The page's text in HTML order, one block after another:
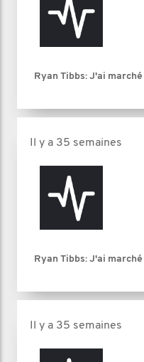
Ryan Tibbs: J'ai marché
Il y a 35 semaines
Ryan Tibbs: J'ai marché
Il y a 35 semaines